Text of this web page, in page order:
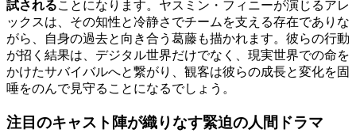
試されることになります。ヤスミン・フィニーが演じるアレ
ックスは、その知性と冷静さでチームを支える存在でありな
がら、自身の過去と向き合う葛藤も描かれます。彼らの行動
が招く結果は、デジタル世界だけでなく、現実世界での命を
かけたサバイバルへと繋がり、観客は彼らの成長と変化を固
唾をのんで見守ることになるでしょう。
注目のキャスト陣が織りなす緊迫の人間ドラマ